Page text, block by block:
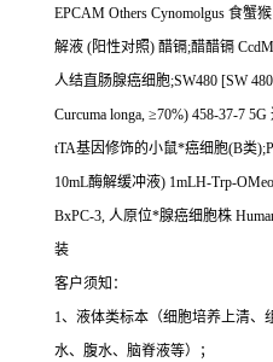
EPCAM Others Cynomolgus 食蟹猴
解液 (阳性对照) 醋镉;醋醋镉
人结直肠腺癌细胞;SW480 [SW
Curcuma longa, ≥70%) 458-37-7 5G
tTA基因修饰的小鼠*癌细胞(B类
10mL酶解缓冲液) 1mLH-Trp-
BxPC-3, 人原位*腺癌细胞株
装
客户须知：
1、液体类标本（细胞培养上清、
水、腹水、脑脊液等）；